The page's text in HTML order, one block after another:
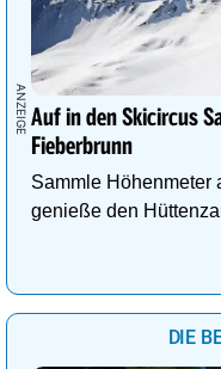
Auf in den Skicircus
Fieberbrunn
Sammle Höhenmeter
genieße den
DIE